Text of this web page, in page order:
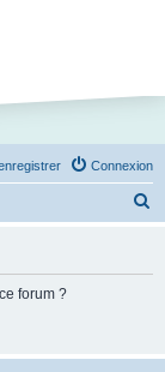
Connexion
forum ?